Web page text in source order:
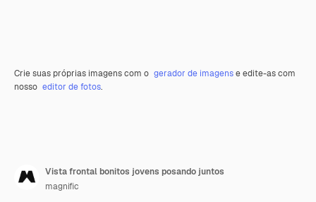
Crie suas próprias imagens com o gerador de imagense edite-as com
nosso editor de fotos.
Vista frontal bonitos jovens posando juntos
magnific